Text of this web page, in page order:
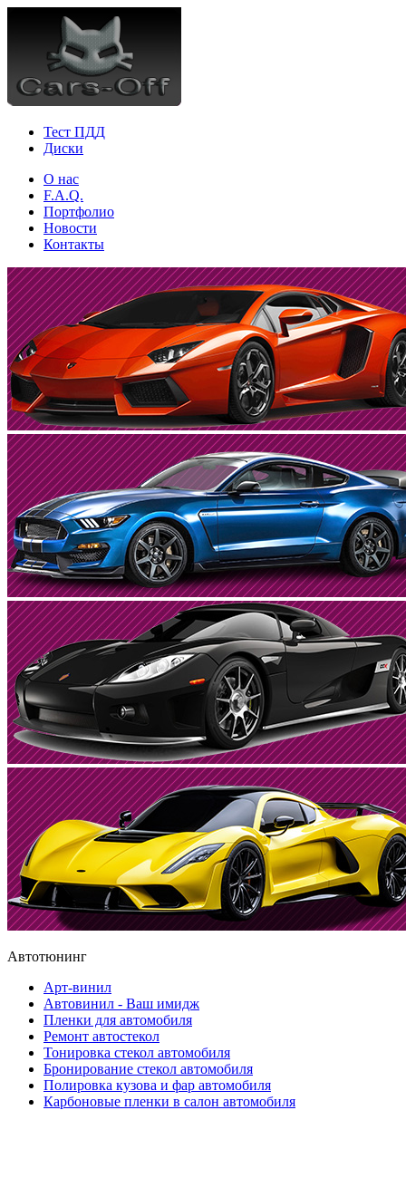
Тест ПДД
Диски
О нас
F.A.Q.
Портфолио
Новости
Контакты
Автотюнинг
Арт-винил
Автовинил - Ваш имидж
Пленки для автомобиля
Ремонт автостекол
Тонировка стекол автомобиля
Бронирование стекол автомобиля
Полировка кузова и фар автомобиля
Карбоновые пленки в салон автомобиля